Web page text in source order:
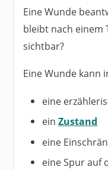
Eine Wunde
bleibt nach einem
sichtbar?
Eine Wunde kann
eine
einZustand
eine
eine Spur auf